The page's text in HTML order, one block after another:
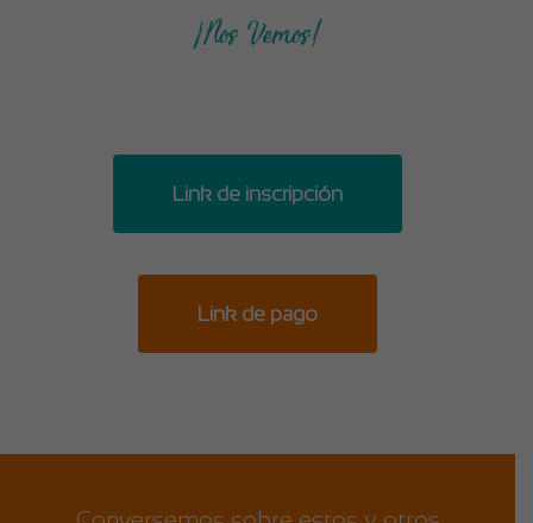
¡Nos Vemos!
Link de inscripción
Link de pago